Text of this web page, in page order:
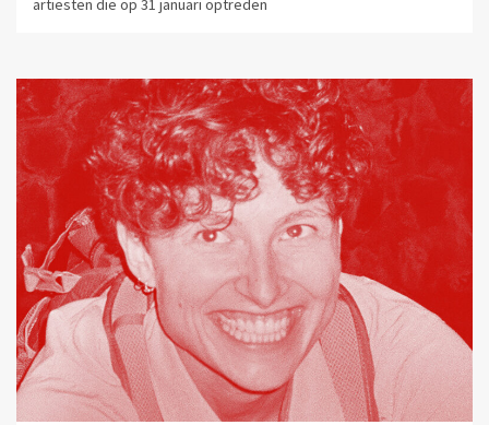
artiesten die op 31 januari optreden